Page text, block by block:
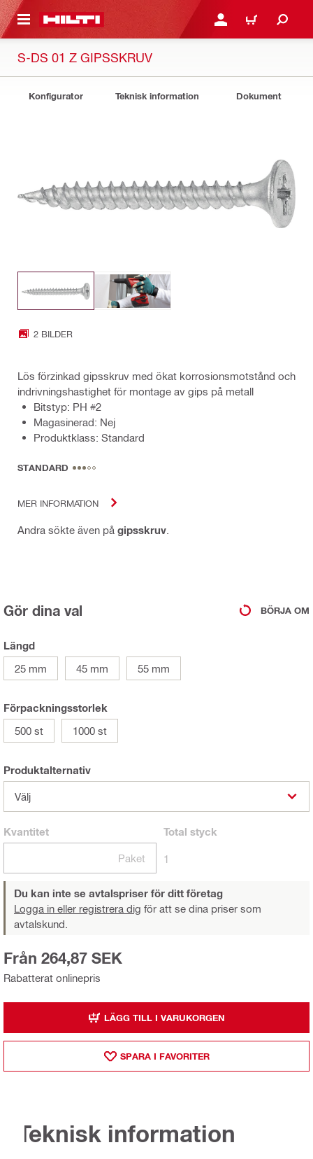
GÅ TILL HUVUDSIDAN LOGGA IN ELLER
VARUKORG
S-DS 01 Z GIPSSKRUV
Konfigurator Teknisk information Dokument
2 BILDER
Lös förzinkad gipsskruv med ökat korrosionsmotstånd och
indrivningshastighet för montage av gips på metall
Bitstyp: PH #2
Magasinerad: Nej
Produktklass: Standard
STANDARD
MER INFORMATION
Andra sökte även på gipsskruv
Gör dina val BÖRJA OM
Längd
25 mm
45 mm 55 mm
Förpackningsstorlek
500 st
1000 st
Produktalternativ
Välj
Kvantitet
Paket
Total styck
1
Du kan inte se avtalspriser för ditt företag
Logga in eller registrera dig för att se dina priser som
avtalskund.
Rabatterat onlinepris
Från 264,87 SEK
LÄGG TILL I VARUKORGEN
SPARA I FAVORITER
Teknisk information